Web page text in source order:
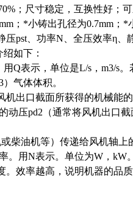
；尺寸稳定，互换性好；
；*小铸出孔径为0.7mm；*
pst、功率N、全压效率η、
如下：
Q表示，单位是L/s，m3/s
气体体积。
出口截面所获得的机械能的
压pd2（通常将风机出口
柴油机等）传递给风机轴
用N表示。单位为W，kW。
效率越高，说明机器的品